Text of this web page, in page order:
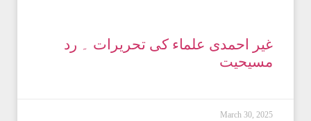
غیر احمدی علماء کی تحریرات ۔ رد
مسیحیت
March 30, 2025